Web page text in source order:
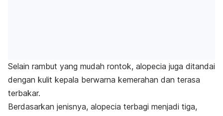
Selain rambut yang mudah rontok, alopecia juga ditandai
dengan kulit kepala berwarna kemerahan dan terasa
terbakar.
Berdasarkan jenisnya, alopecia terbagi menjadi tiga,